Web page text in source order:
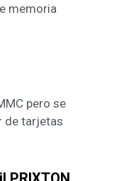
memoria
pero se
de tarjetas